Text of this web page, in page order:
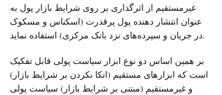
غیرمستقیم از اثرگذاری بر روی شرایط بازار پول به
عنوان انتشار دهنده پول پرقدرت (اسکناس و مسکوک
در جریان و سپرده‌های نزد بانک مرکزی) استفاده نماید.
بر همین اساس دو نوع ابزار سیاست پولی قابل تفکیک
است که ابزارهای مستقیم (اتکا نکردن بر شرایط بازار)
و غیرمستقیم (مبتنی بر شرایط بازار) سیاست پولی